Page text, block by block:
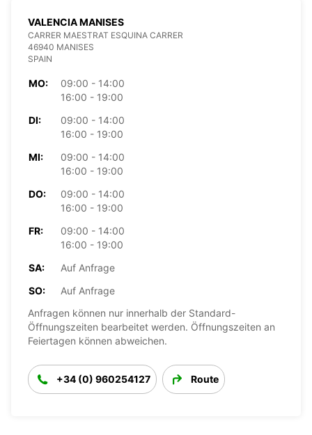
VALENCIA MANISES
CARRER MAESTRAT ESQUINA CARRER
46940 MANISES
SPAIN
MO:
09:00 - 14:00
16:00 - 19:00
DI:
09:00 - 14:00
16:00 - 19:00
MI:
09:00 - 14:00
16:00 - 19:00
DO:
09:00 - 14:00
16:00 - 19:00
FR:
09:00 - 14:00
16:00 - 19:00
SA:
Auf Anfrage
SO:
Auf Anfrage
Anfragen können nur innerhalb der Standard-
Öffnungszeiten bearbeitet werden. Öffnungszeiten an
Feiertagen können abweichen.
+34 (0) 960254127 Route